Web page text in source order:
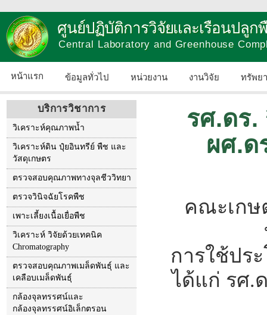
ศูนย์ปฏิบัติการวิจัยและเรือนปลูก
Central Laboratory and Greenhouse
หน้าแรก ข้อมูลทั่วไป หน่วยงาน งานวิจัย ทรัพย
บริการวิชาการ
วิเคราะห์คุณภาพน้ำ
วิเคราะห์ดิน ปุ๋ยอินทรีย์ พืช และ
วัสดุเกษตร
ตรวจสอบคุณภาพทางจุลชีววิทยา
ตรวจวินิจฉัยโรคพืช
เพาะเลี้ยงเนื้อเยื่อพืช
วิเคราะห์ วิจัยด้วยเทคนิค
Chromatography
ตรวจสอบคุณภาพเมล็ดพันธุ์ และ
เคลือบเมล็ดพันธุ์
กล้องจุลทรรศน์และ
กล้องจุลทรรศน์อิเล็กตรอน
รศ.ดร
ผศ.ด
คณะเกษ
การใช้ปร
ได้แก่ รศ.